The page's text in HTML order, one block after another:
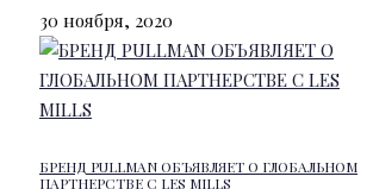
30 ноября, 2020
БРЕНД PULLMAN ОБЪЯВЛЯЕТ О ГЛОБАЛЬНОМ
ПАРТНЕРСТВЕ С LES MILLS